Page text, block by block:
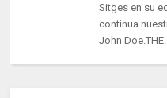
Sitges en su
continua
John Doe.THE...